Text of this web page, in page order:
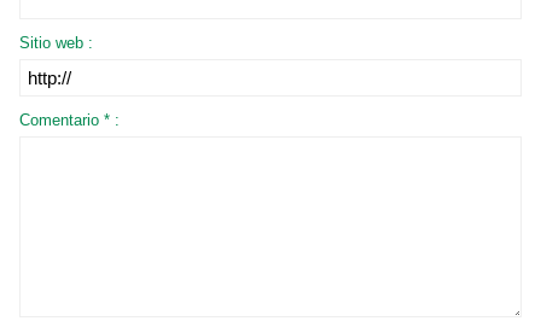
Sitio web :
Comentario * :